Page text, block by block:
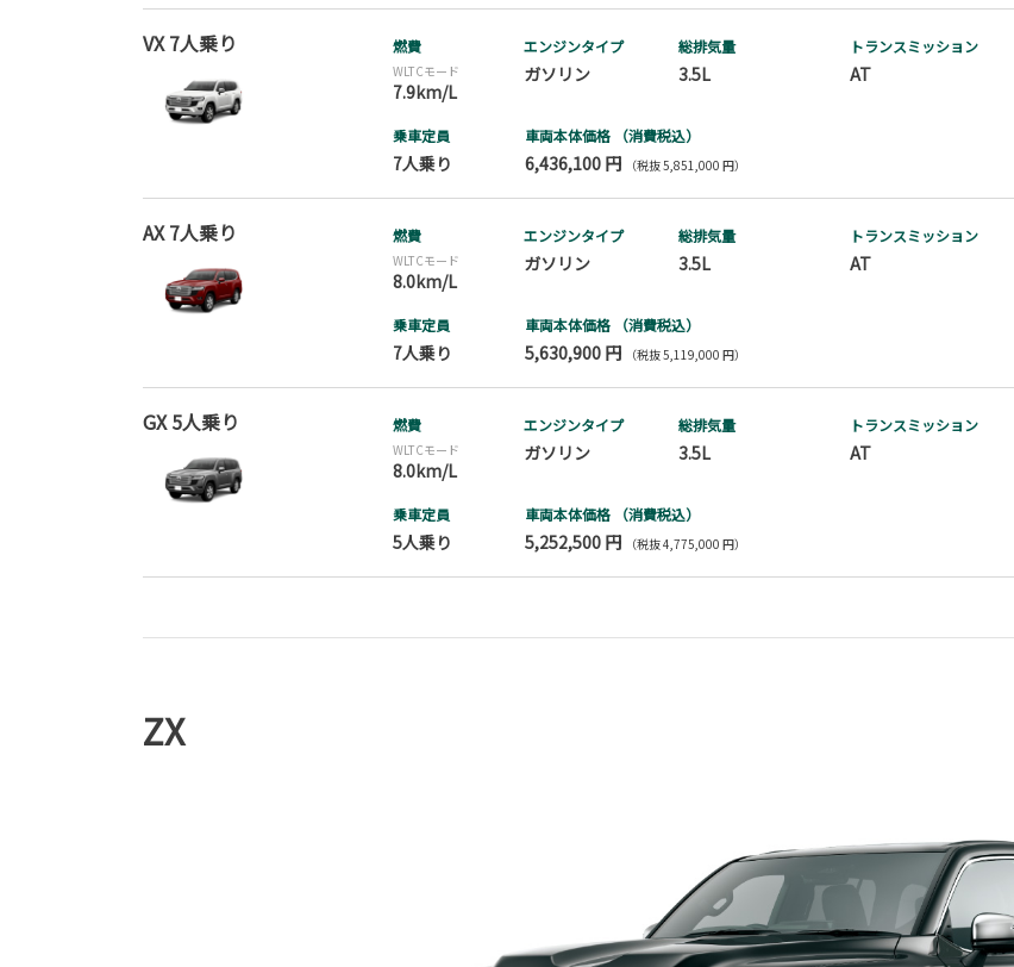
VX 7人乗り 燃費
WLTCモード
7.9km/L
エンジンタイプ
ガソリン
総排気量
3.5L
トランスミッション
AT
乗車定員
7人乗り
車両本体価格 （消費税込）
6,436,100 円 （税抜 5,851,000 円）
AX 7人乗り 燃費
WLTCモード
8.0km/L
エンジンタイプ
ガソリン
総排気量
3.5L
トランスミッション
AT
乗車定員
7人乗り
車両本体価格 （消費税込）
5,630,900 円 （税抜 5,119,000 円）
GX 5人乗り 燃費
WLTCモード
8.0km/L
エンジンタイプ
ガソリン
総排気量
3.5L
トランスミッション
AT
乗車定員
5人乗り
車両本体価格 （消費税込）
5,252,500 円 （税抜 4,775,000 円）
ZX